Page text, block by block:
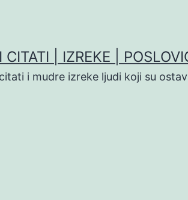
CITATI | IZREKE |
i mudre izreke ljudi koji su